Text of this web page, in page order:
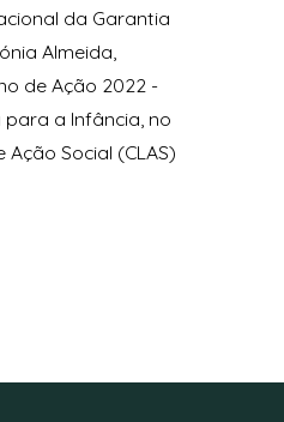
da Garantia
Almeida,
de Ação 2022 -
a Infância, no
Ação Social (CLAS)